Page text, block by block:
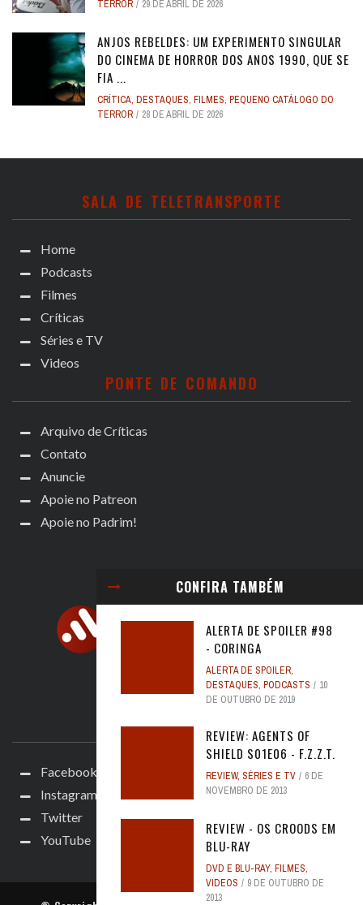
CONFIRA TAMBÉM
ALERTA DE SPOILER #98
- CORINGA
ALERTA DE SPOILER,
DESTAQUES, PODCASTS
10
DE OUTUBRO DE 2019
REVIEW: AGENTS OF
SHIELD S01E06 - F.Z.Z.T.
REVIEW, SÉRIES E TV
6 DE
NOVEMBRO DE 2013
REVIEW - OS CROODS EM
BLU-RAY
DVD E BLU-RAY, FILMES,
VIDEOS
9 DE OUTUBRO DE
2013
TERROR
29 DE ABRIL DE 2026
ANJOS REBELDES: UM EXPERIMENTO SINGULAR
DO CINEMA DE HORROR DOS ANOS 1990, QUE SE
FIA ...
CRÍTICA, DESTAQUES, FILMES, PEQUENO CATÁLOGO DO
TERROR
28 DE ABRIL DE 2026
SALA DE TELETRANSPORTE
Home
Podcasts
Filmes
Críticas
Séries e TV
Videos
PONTE DE COMANDO
Arquivo de Críticas
Contato
Anuncie
Apoie no Patreon
Apoie no Padrim!
ACOMPANHE
Facebook
Instagram
Twitter
YouTube